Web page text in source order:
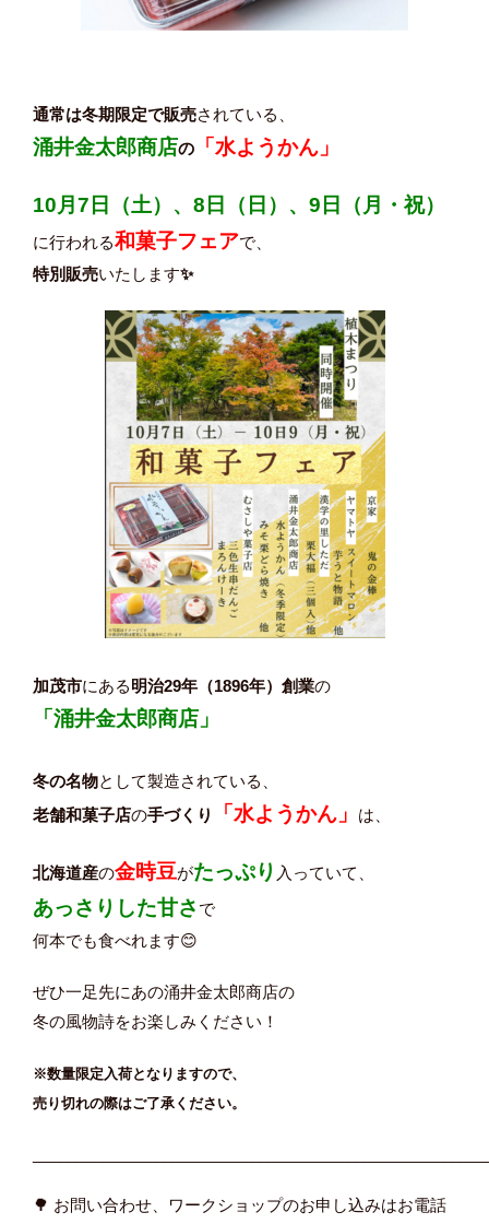
通常は冬期限定で販売されている、
涌井金太郎商店の 「水ようかん」
10月7日（土）、8日（日）、9日（月・祝）
に行われる和菓子フェアで、
特別販売いたします✨
加茂市にある明治29年（1896年）創業の
「涌井金太郎商店」
冬の名物として製造されている、
老舗和菓子店の手づくり 「水ようかん」 は、
北海道産の金時豆がたっぷり 入っていて、
あっさりした甘さ で
何本でも食べれます😊
ぜひ一足先にあの涌井金太郎商店の
冬の風物詩をお楽しみください！
※数量限定入荷となりますので、
売り切れの際はご了承ください。
🌳 お問い合わせ、ワークショップのお申し込みはお電話